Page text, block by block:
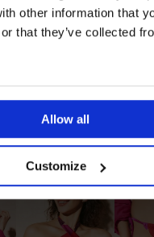
other information that
that they’ve collected
Allow all
Customize
Danuwa